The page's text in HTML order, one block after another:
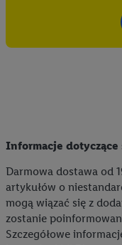
Informacje
Darmowa dostawa od
artykułów o
mogą wiązać się z
zostanie
Szczegółowe